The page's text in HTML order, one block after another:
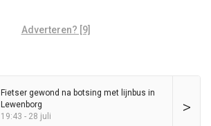
Adverteren? [9]
>
Fietser gewond na botsing met lijnbus in
Lewenborg
19:43 - 28 juli